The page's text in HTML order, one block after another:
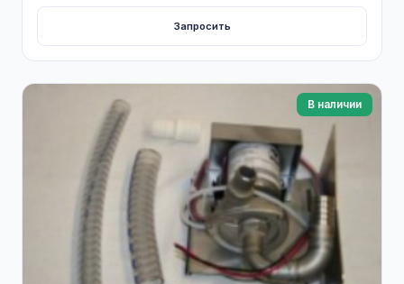
Запросить
В наличии